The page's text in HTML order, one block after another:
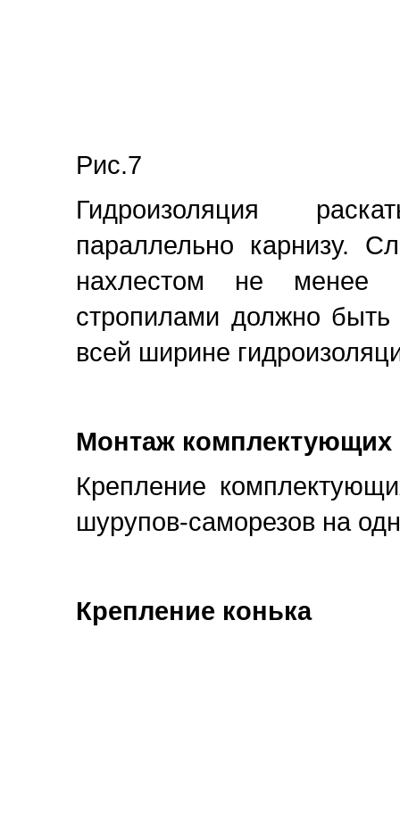
Рис.7
Гидроизоляция
параллельно карнизу.
нахлестом не
стропилами должно
всей ширине
Монтаж
Крепление
шурупов-саморезов на
Крепление конька